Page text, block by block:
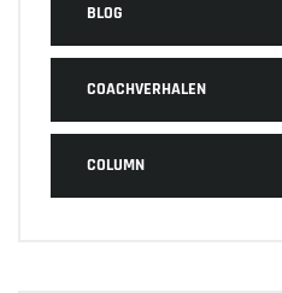
BLOG
COACHVERHALEN
COLUMN